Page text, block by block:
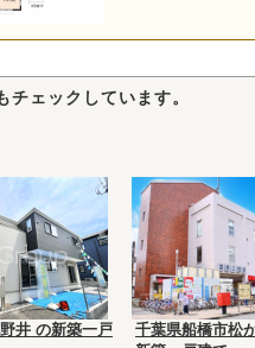
ェックしています。
井 の新築一戸
千葉県船橋市松